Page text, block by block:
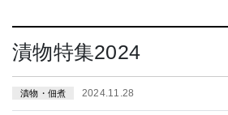
漬物特集2024
漬物・佃煮 2024.11.28